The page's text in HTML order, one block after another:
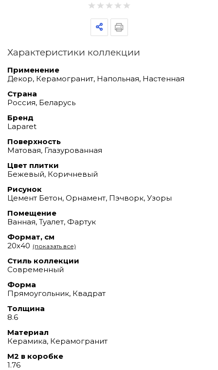
Характеристики коллекции
Применение
Декор, Керамогранит, Напольная, Настенная
Страна
Россия, Беларусь
Бренд
Laparet
Поверхность
Матовая, Глазурованная
Цвет плитки
Бежевый, Коричневый
Рисунок
Цемент Бетон, Орнамент, Пэчворк, Узоры
Помещение
Ванная, Туалет, Фартук
Формат, см
20х40 (показать все)
Стиль коллекции
Современный
Форма
Прямоугольник, Квадрат
Толщина
8.6
Материал
Керамика, Керамогранит
М2 в коробке
1.76